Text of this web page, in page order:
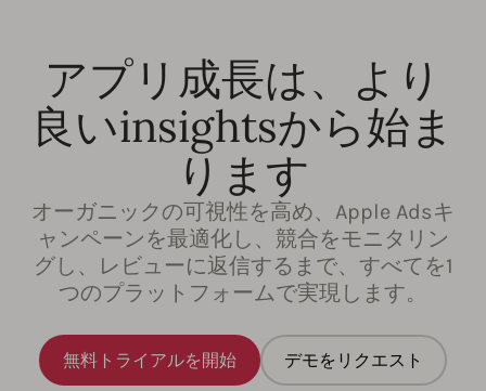
アプリ成長は、より
良いinsightsから始ま
ります
オーガニックの可視性を高め、Apple Adsキ
ャンペーンを最適化し、競合をモニタリン
グし、レビューに返信するまで、すべてを1
つのプラットフォームで実現します。
無料トライアルを開始 デモをリクエスト